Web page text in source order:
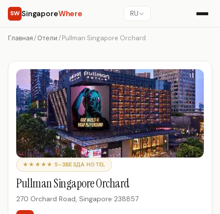
SW SingaporeWhere RU
Главная/Отели /Pullman Singapore Orchard
★★★★★ 5-ЗВЕЗДА HOTEL
Pullman Singapore Orchard
270 Orchard Road, Singapore 238857